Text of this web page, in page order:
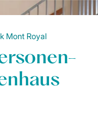
Mont Royal